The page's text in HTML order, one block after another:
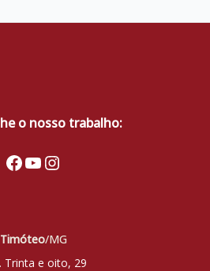
o nosso trabalho:
Facebook
Youtube
Instagram
Timóteo/MG
Trinta e oito, 29